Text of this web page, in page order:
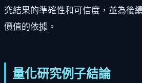
究結果的準確性和可信度，並為後
價值的依據。
量化研究例子結論